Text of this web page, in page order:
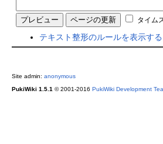
タイム
テキスト整形のルールを表示する
Site admin: anonymous
PukiWiki 1.5.1 © 2001-2016 PukiWiki Development